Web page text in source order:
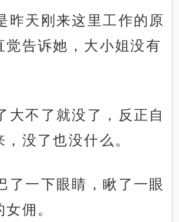
昨天刚来这里工作的原
觉告诉她，大小姐没有
大不了就没了，反正自
没了也没什么。
了一下眼睛，瞅了一眼
佣。